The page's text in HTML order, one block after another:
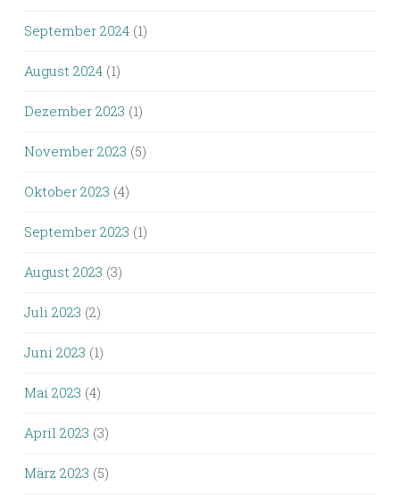
September 2024 (1)
August 2024 (1)
Dezember 2023 (1)
November 2023 (5)
Oktober 2023 (4)
September 2023 (1)
August 2023 (3)
Juli 2023 (2)
Juni 2023 (1)
Mai 2023 (4)
April 2023 (3)
März 2023 (5)